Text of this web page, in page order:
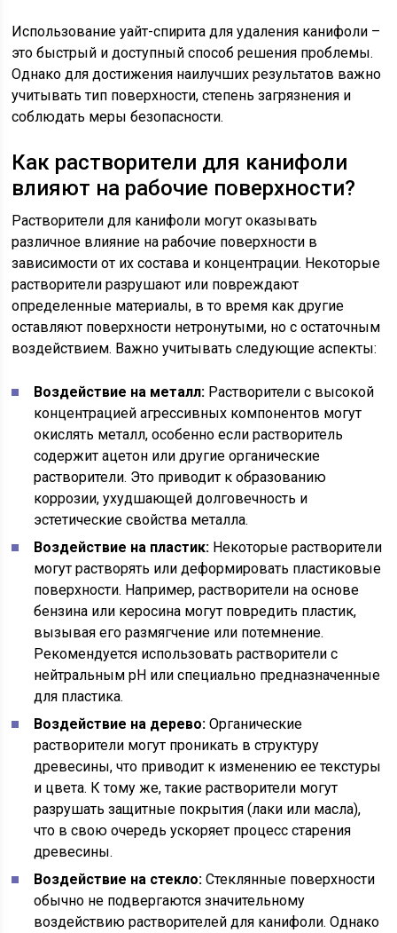
Использование уайт-спирита для удаления канифоли –
это быстрый и доступный способ решения проблемы.
Однако для достижения наилучших результатов важно
учитывать тип поверхности, степень загрязнения и
соблюдать меры безопасности.
Как растворители для канифоли
влияют на рабочие поверхности?
Растворители для канифоли могут оказывать
различное влияние на рабочие поверхности в
зависимости от их состава и концентрации. Некоторые
растворители разрушают или повреждают
определенные материалы, в то время как другие
оставляют поверхности нетронутыми, но с остаточным
воздействием. Важно учитывать следующие аспекты:
Воздействие на металл: Растворители с высокой
концентрацией агрессивных компонентов могут
окислять металл, особенно если растворитель
содержит ацетон или другие органические
растворители. Это приводит к образованию
коррозии, ухудшающей долговечность и
эстетические свойства металла.
Воздействие на пластик: Некоторые растворители
могут растворять или деформировать пластиковые
поверхности. Например, растворители на основе
бензина или керосина могут повредить пластик,
вызывая его размягчение или потемнение.
Рекомендуется использовать растворители с
нейтральным pH или специально предназначенные
для пластика.
Воздействие на дерево: Органические
растворители могут проникать в структуру
древесины, что приводит к изменению ее текстуры
и цвета. К тому же, такие растворители могут
разрушать защитные покрытия (лаки или масла),
что в свою очередь ускоряет процесс старения
древесины.
Воздействие на стекло: Стеклянные поверхности
обычно не подвергаются значительному
воздействию растворителей для канифоли. Однако